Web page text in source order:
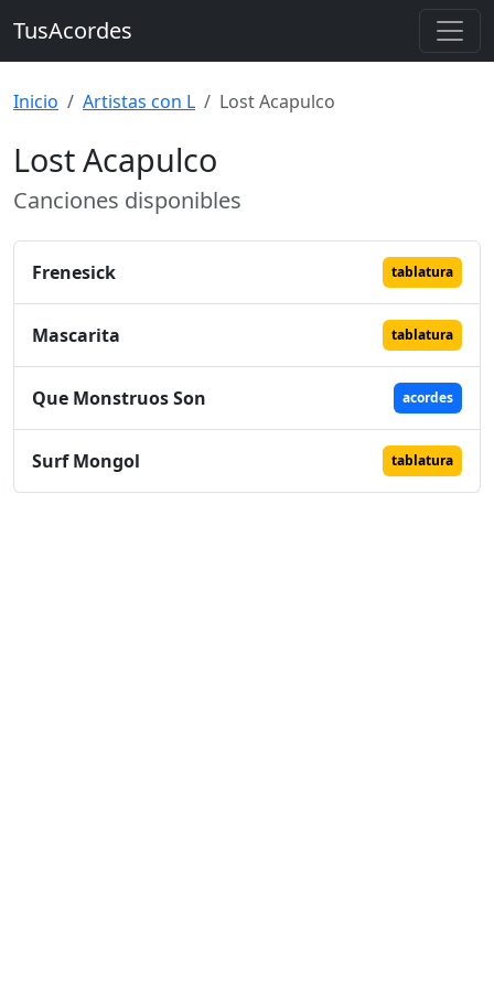
TusAcordes
Inicio Artistas con L Lost Acapulco
Lost Acapulco
Canciones disponibles
Frenesick tablatura
Mascarita tablatura
Que Monstruos Son acordes
Surf Mongol tablatura